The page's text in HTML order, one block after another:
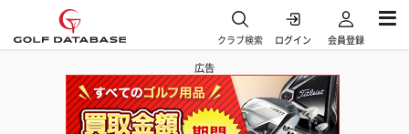
クラブ検索 ログイン 会員登録
広告